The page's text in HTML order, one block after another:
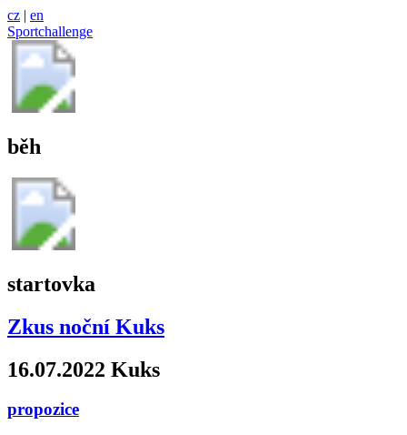
cz | en
Sportchallenge
běh
startovka
Zkus noční Kuks
16.07.2022 Kuks
propozice